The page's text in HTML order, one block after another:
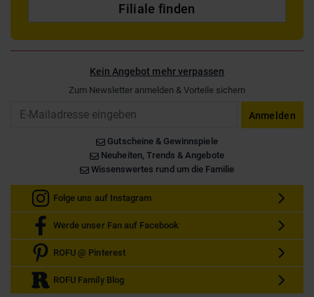
Filiale finden
Kein Angebot mehr verpassen
Zum Newsletter anmelden & Vorteile sichern
Anmelden
Gutscheine & Gewinnspiele
Neuheiten, Trends & Angebote
Wissenswertes rund um die Familie
Folge uns auf Instagram
Werde unser Fan auf Facebook
ROFU @ Pinterest
ROFU Family Blog